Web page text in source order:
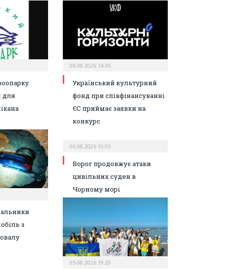
для
06.08.2026 14:45
Український культурний
фонд при співфінансуванні
ЄС приймає заявки на
конкурс
з
06.08.2026 10:05
Ворог продовжує атаки
цивільних суден в
Чорному морі
05.08.2026 19:20